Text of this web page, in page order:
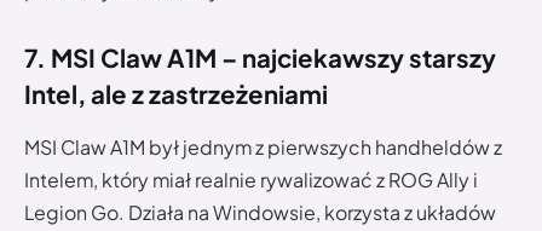
7. MSI Claw A1M – najciekawszy starszy
Intel, ale z zastrzeżeniami
MSI Claw A1M był jednym z pierwszych handheldów z
Intelem, który miał realnie rywalizować z ROG Ally i
Legion Go. Działa na Windowsie, korzysta z układów